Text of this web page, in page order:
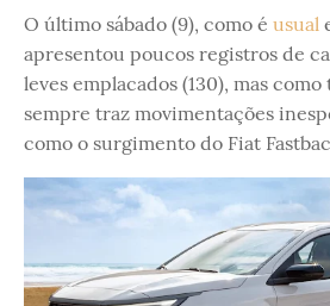
O último sábado (9), como é usual
apresentou poucos registros de
leves emplacados (130), mas
sempre traz movimentações
como o surgimento do Fiat